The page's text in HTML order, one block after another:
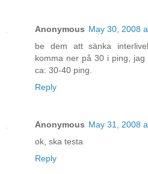
Anonymous May 30, 2008
be dem att sänka
komma ner på 30 i ping,
ca: 30-40 ping.
Reply
Anonymous May 31, 2008
ok, ska testa
Reply